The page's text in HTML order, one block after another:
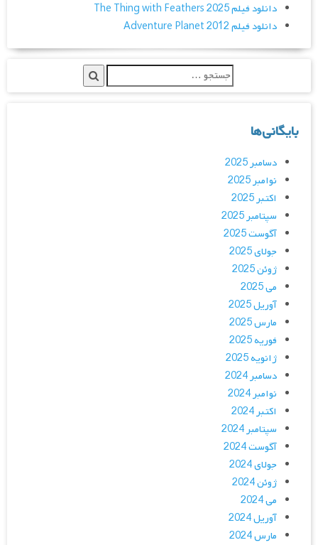
دانلود فیلم The Thing with Feathers 2025
دانلود فیلم Adventure Planet 2012
بایگانی‌ها
دسامبر 2025
نوامبر 2025
اکتبر 2025
سپتامبر 2025
آگوست 2025
جولای 2025
ژوئن 2025
می 2025
آوریل 2025
مارس 2025
فوریه 2025
ژانویه 2025
دسامبر 2024
نوامبر 2024
اکتبر 2024
سپتامبر 2024
آگوست 2024
جولای 2024
ژوئن 2024
می 2024
آوریل 2024
مارس 2024